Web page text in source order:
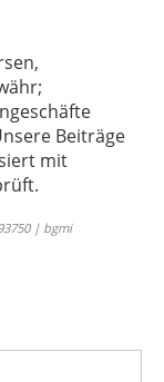
Beiträge
mit
| bgmi